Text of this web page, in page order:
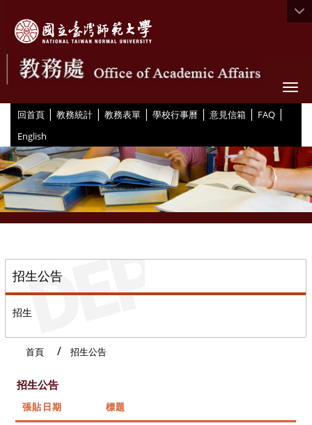
回首頁 | 教務統計 | 教務表單 | 學校行事曆 | 意見信箱 | FAQ |
English
招生公告
招生
首頁 招生公告
招生公告
張貼日期 標題